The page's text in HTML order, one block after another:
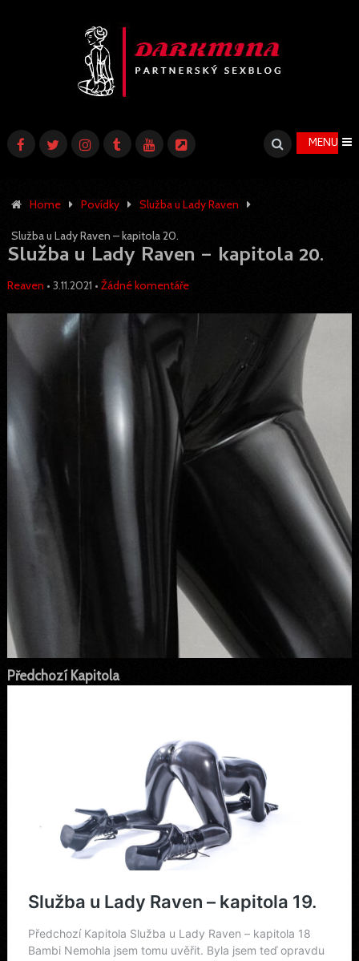
MENU
Home Povídky Služba u Lady Raven
Služba u Lady Raven – kapitola 20.
Služba u Lady Raven – kapitola 20.
Reaven • 3.11.2021 • Žádné komentáře
Předchozí Kapitola